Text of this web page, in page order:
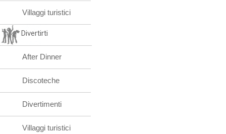
Villaggi turistici
Divertirti
After Dinner
Discoteche
Divertimenti
Villaggi turistici